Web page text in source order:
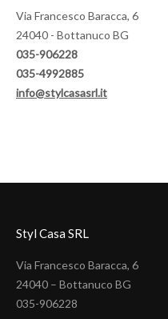
Via Francesco Baracca, 6
24040 - Bottanuco BG
035-906228
035-4992885
info@stylcasasrl.it
Styl Casa SRL
Via Francesco Baracca, 6
24040 – Bottanuco BG
035-906228